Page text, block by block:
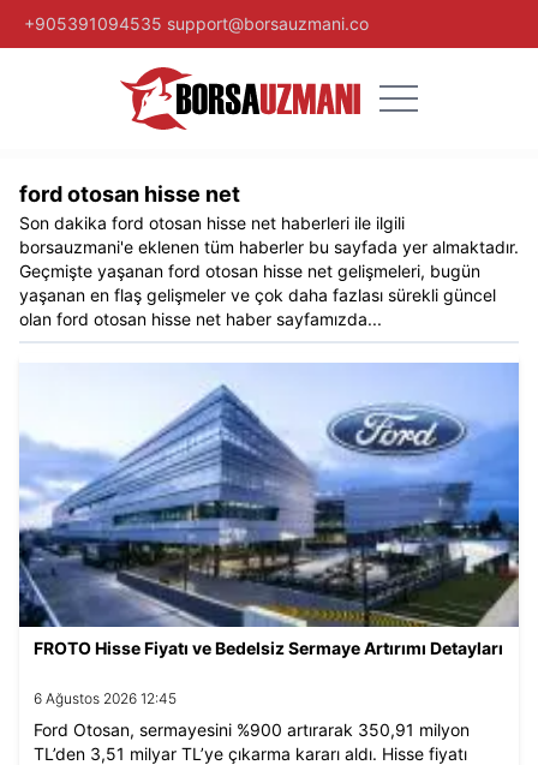
+905391094535 support@borsauzmani.co
ford otosan hisse net​
Son dakika ford otosan hisse net​ haberleri ile ilgili
borsauzmani'e eklenen tüm haberler bu sayfada yer almaktadır.
Geçmişte yaşanan ford otosan hisse net​ gelişmeleri, bugün
yaşanan en flaş gelişmeler ve çok daha fazlası sürekli güncel
olan ford otosan hisse net​ haber sayfamızda...
FROTO Hisse Fiyatı ve Bedelsiz Sermaye Artırımı Detayları
6 Ağustos 2026 12:45
Ford Otosan, sermayesini %900 artırarak 350,91 milyon
TL’den 3,51 milyar TL’ye çıkarma kararı aldı. Hisse fiyatı